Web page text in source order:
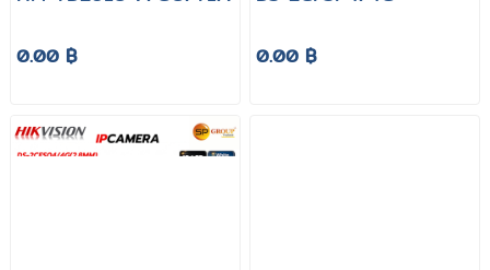
0.00 ฿ 0.00 ฿